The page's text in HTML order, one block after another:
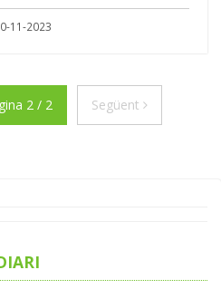
11-2023
2 / 2 Següent